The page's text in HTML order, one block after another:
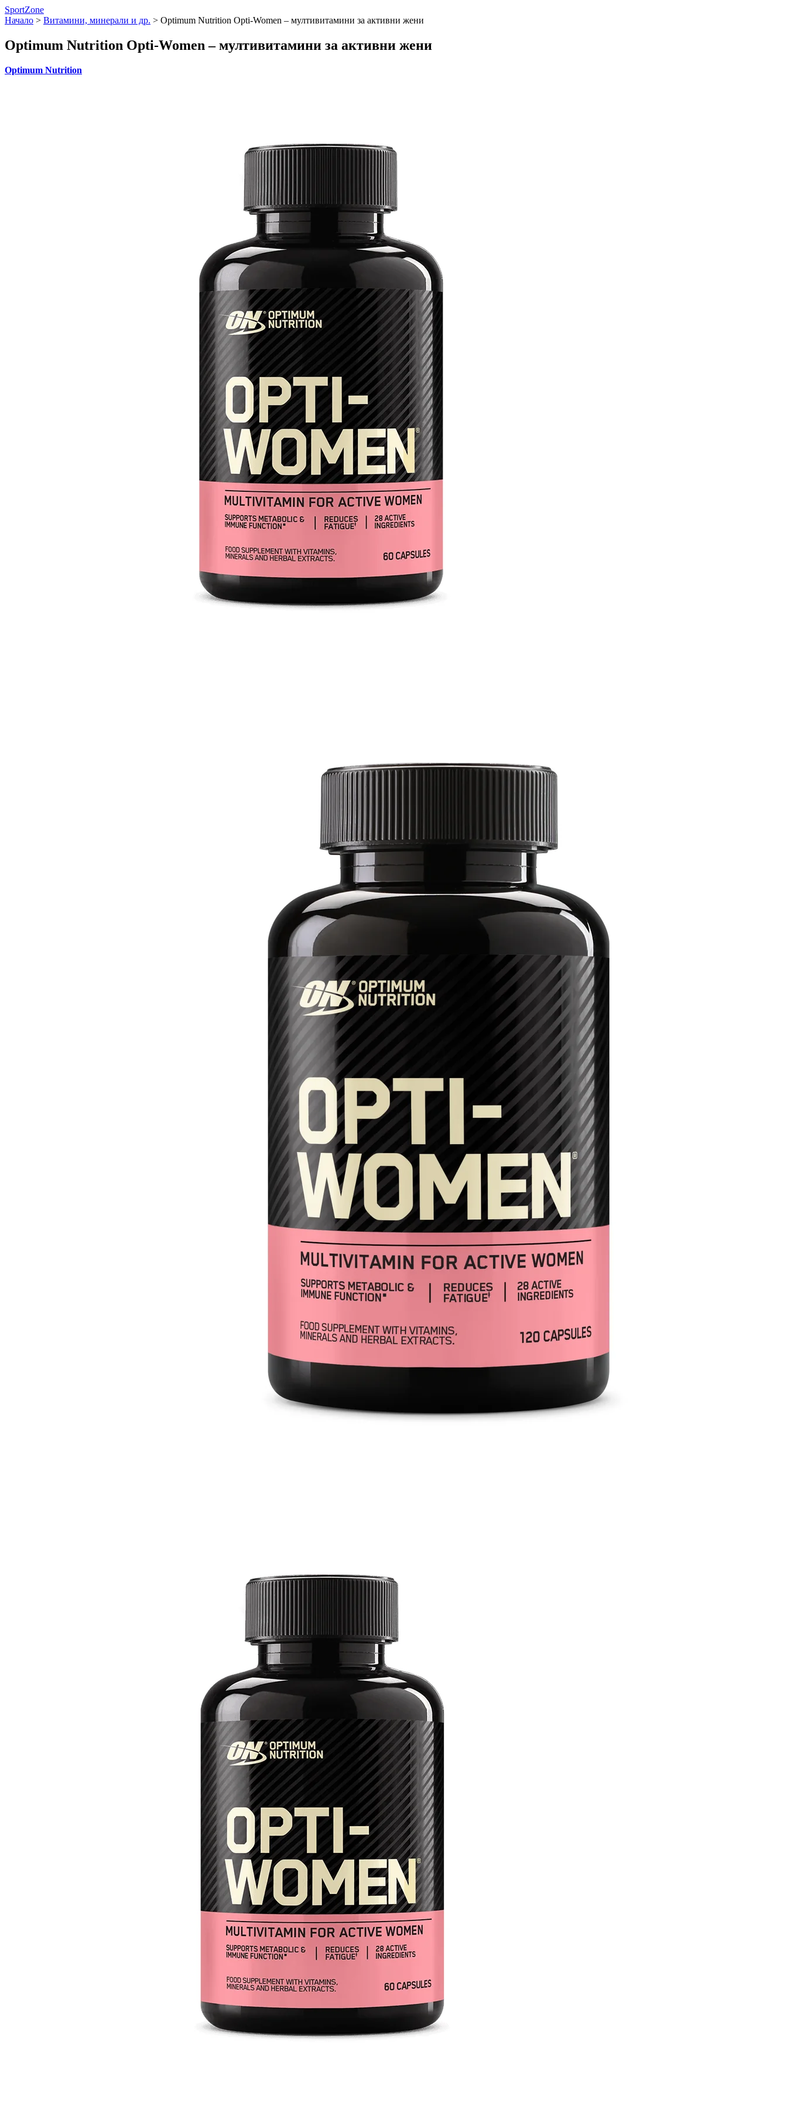
SportZone
Начало > Витамини, минерали и др. > Optimum Nutrition Opti-Women – мултивитамини за активни жени
Optimum Nutrition Opti-Women – мултивитамини за активни жени
Optimum Nutrition